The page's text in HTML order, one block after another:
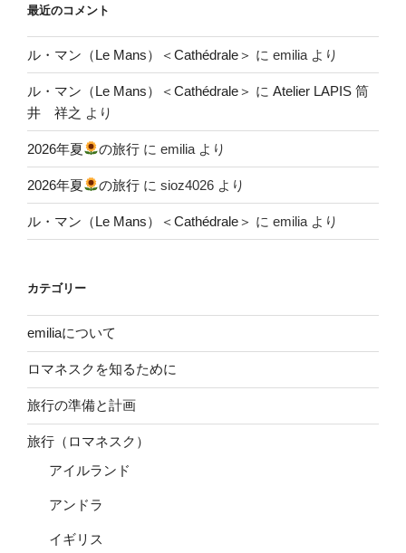
最近のコメント
ル・マン（Le Mans）＜Cathédrale＞ に emilia より
ル・マン（Le Mans）＜Cathédrale＞ に Atelier LAPIS 筒
井 祥之 より
2026年夏 の旅行 にemilia より
2026年夏 の旅行 にsioz4026 より
ル・マン（Le Mans）＜Cathédrale＞ に emilia より
カテゴリー
emiliaについて
ロマネスクを知るために
旅行の準備と計画
旅行（ロマネスク）
アイルランド
アンドラ
イギリス